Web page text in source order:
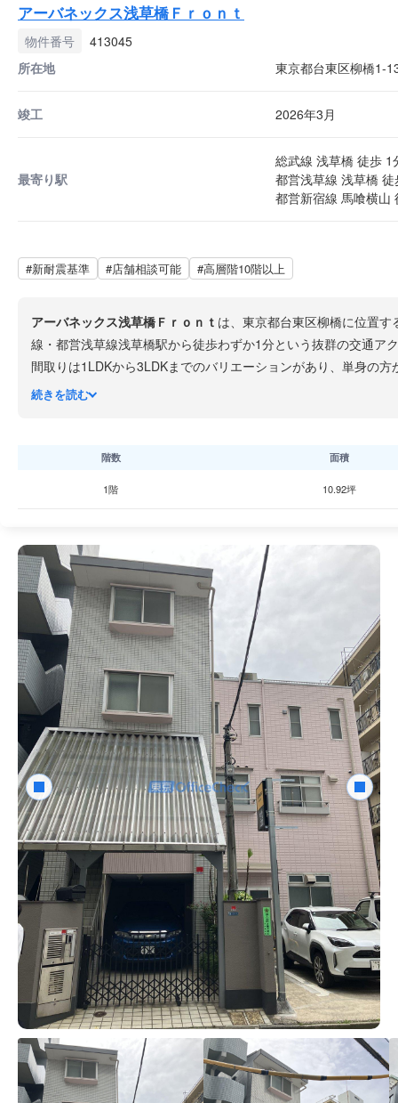
アーバネックス浅草橋Ｆｒｏｎｔ
物件番号
413045
所在地
東京都台東区柳橋1-
竣工 2026年3月
最寄り駅
総武線 浅草橋 徒歩 1
都営浅草線 浅草橋
都営新宿線 馬喰横山
#新耐震基準 #店舗相談可能 #高層階10階以上
アーバネックス浅草橋Ｆｒｏｎｔ は、東京都台東区柳橋に位置
線・都営浅草線浅草橋駅から徒歩わずか1分という抜群の交通
間取りは1LDKから3LDKまでのバリエーションがあり、単身の
燥機、システムキッチンなどを完備しており、快適な都市生活を
続きを読む
階数 面積
1階 10.92坪